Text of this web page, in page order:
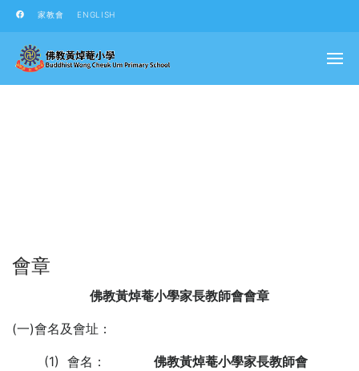
家教會 ENGLISH
會章
佛教黃焯菴小學家長教師會會章
(一)會名及會址：
(1) 會名： 佛教黃焯菴小學家長教師會